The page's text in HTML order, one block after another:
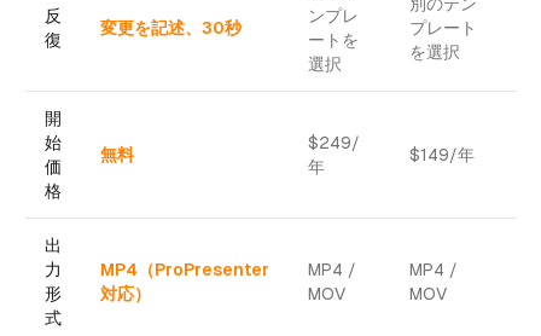
反
復
変更を記述、30秒
ンプレ
ートを
選択
プレート
を選択
開
始
価
格
無料
$249/
年
$149/年
出
力
形
式
MP4（ProPresenter
対応）
MP4 /
MOV
MP4 /
MOV